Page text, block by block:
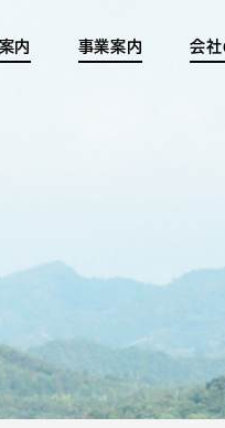
内 事業案内 会社